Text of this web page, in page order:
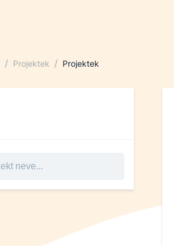
/ Projektek / Projektek